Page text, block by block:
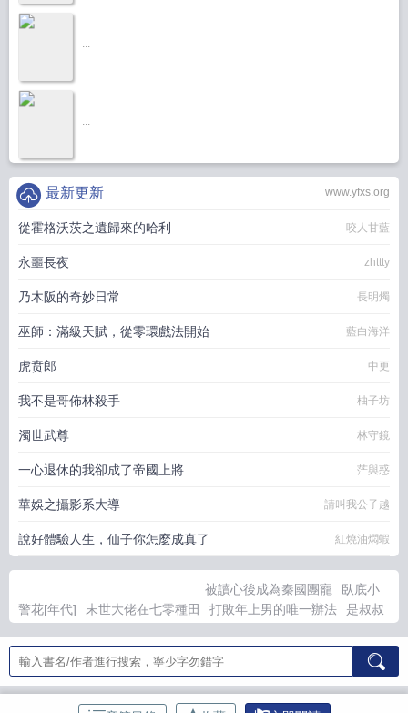
...
...
www.yfxs.org
最新更新
從霍格沃茨之遺歸來的哈利 咬人甘藍
永噩長夜 zhttty
乃木阪的奇妙日常 長明燭
巫師：滿級天賦，從零環戲法開始 藍白海洋
虎贲郎 中更
我不是哥佈林殺手 柚子坊
濁世武尊 林守鏡
一心退休的我卻成了帝國上將 茫與惑
華娛之攝影系大導 請叫我公子越
說好體驗人生，仙子你怎麼成真了 紅燒油燜蝦
被讀心後成為秦國團寵
臥底小
警花[年代]
末世大佬在七零種田 打敗年上男的唯一辦法
是叔叔
人
貌美嬌氣包被年代文男主纏上了 夫郎是炮灰病美人
撬走母親
的前妻O
和冰山上司隱婚生崽了
我在殘疾大佬家寫狗血文[穿書]
恩恩今天幾歲了
偽刀劍男士小烏 不要讓ta墜落
為詭異打工，
但反封建迷信
男配真的沒有苦衷[穿書] 論清冷男高和猛男老大的